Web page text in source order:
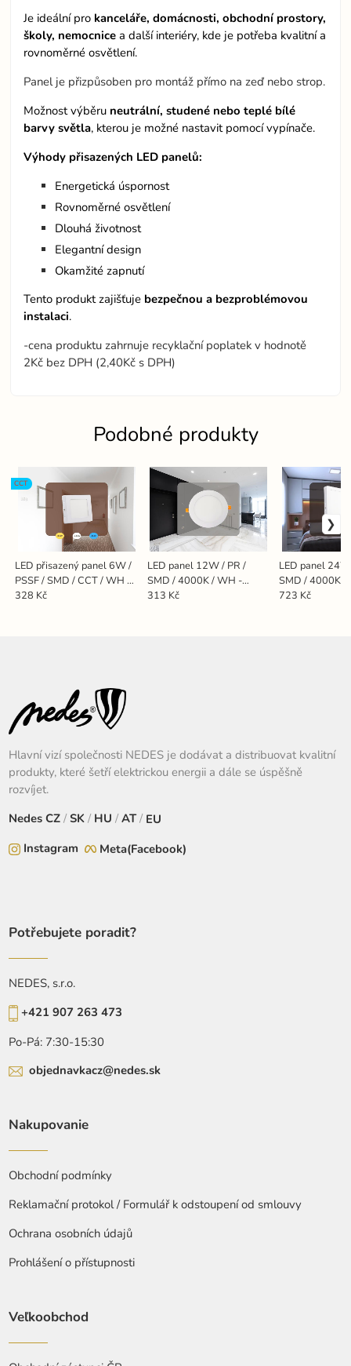
Je ideální pro kanceláře, domácnosti, obchodní prostory,
školy, nemocnice a další interiéry, kde je potřeba kvalitní a
rovnoměrné osvětlení.
Panel je přizpůsoben pro montáž přímo na zeď nebo strop.
Možnost výběru neutrální, studené nebo teplé bílé
barvy světla, kterou je možné nastavit pomocí vypínače.
Výhody přisazených LED panelů:
Energetická úspornost
Rovnoměrné osvětlení
Dlouhá životnost
Elegantní design
Okamžité zapnutí
Tento produkt zajišťuje bezpečnou a bezproblémovou
instalaci.
-cena produktu zahrnuje recyklační poplatek v hodnotě
2Kč bez DPH (2,40Kč s DPH)
Podobné produkty
LED přisazený panel 6W /
PSSF / SMD / CCT / WH -
LPL431
CCT
328 Kč
LED panel 12W / PR /
SMD / 4000K / WH -
LPL123
313 Kč
LED panel
SMD / 4000K /
LPL425
723 Kč
Hlavní vizí společnosti NEDES je dodávat a distribuovat kvalitní
produkty, které šetří elektrickou energii a dále se úspěšně
rozvíjet.
NedesCZ/SK/HU /AT/ EU
Instagram
Meta(Facebook)
Potřebujete poradit?
NEDES, s.r.o.
+421 907 263 473
Po-Pá: 7:30-15:30
objednavkacz@nedes.sk
Nakupovanie
Obchodní podmínky
Reklamační protokol / Formulář k odstoupení od smlouvy
Ochrana osobních údajů
Prohlášení o přístupnosti
Veľkoobchod